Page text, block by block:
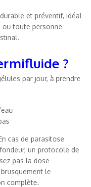
et préventif, idéal
ou toute personne
?
par jour, à prendre
cas de parasitose
un protocole de
pas la dose
le
complète.